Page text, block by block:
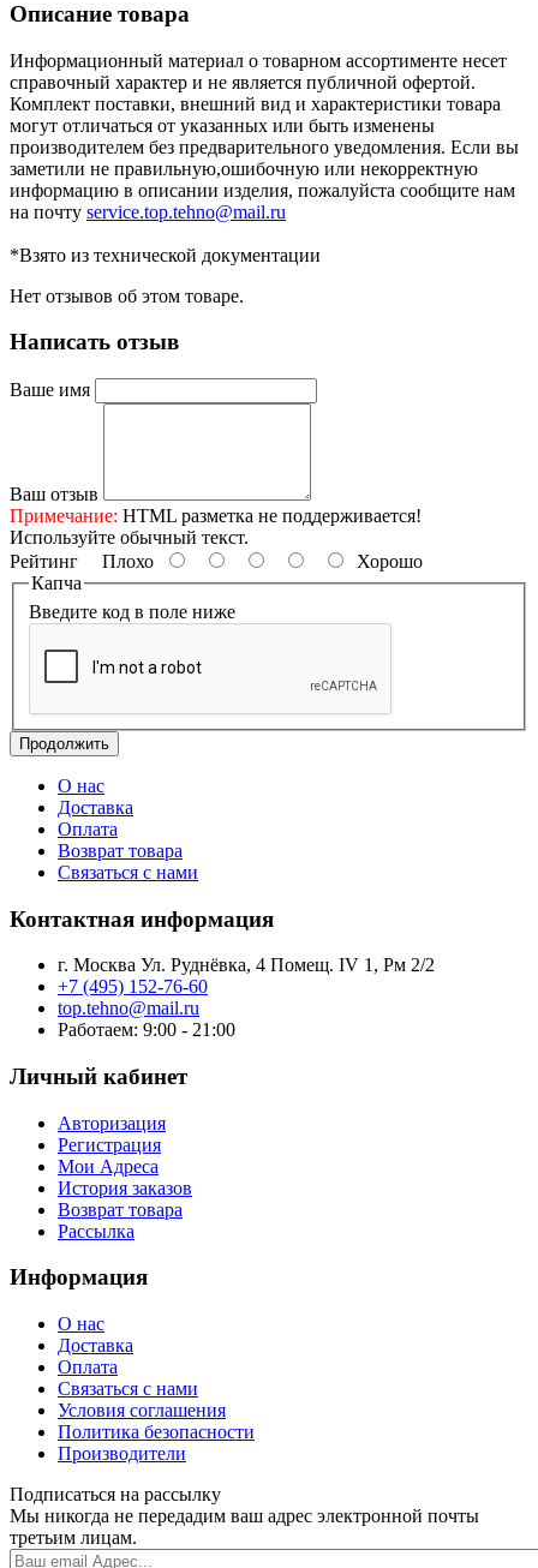
Описание товара
Информационный материал о товарном ассортименте несет
справочный характер и не является публичной офертой.
Комплект поставки, внешний вид и характеристики товара
могут отличаться от указанных или быть изменены
производителем без предварительного уведомления. Если вы
заметили не правильную,ошибочную или некорректную
информацию в описании изделия, пожалуйста сообщите нам
на почту service.top.tehno@mail.ru
*Взято из технической документации
Нет отзывов об этом товаре.
Написать отзыв
Ваше имя
Ваш отзыв
Примечание: HTML разметка не поддерживается!
Используйте обычный текст.
Рейтинг Плохо
Хорошо
Капча
Введите код в поле ниже
Продолжить
О нас
Доставка
Оплата
Возврат товара
Связаться с нами
Контактная информация
г. Москва Ул. Руднёвка, 4 Помещ. IV 1, Рм 2/2
+7 (495) 152-76-60
top.tehno@mail.ru
Работаем: 9:00 - 21:00
Личный кабинет
Авторизация
Регистрация
Мои Адреса
История заказов
Возврат товара
Рассылка
Информация
О нас
Доставка
Оплата
Связаться с нами
Условия соглашения
Политика безопасности
Производители
Подписаться на рассылку
Мы никогда не передадим ваш адрес электронной почты
третьим лицам.